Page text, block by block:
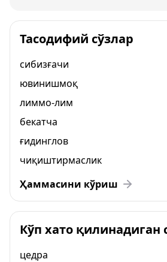
Тасодифий сўзлар
сибизғачи
ювинишмоқ
лиммо-лим
бекатча
ғидинглов
чиқиштирмаслик
Ҳаммасини кўриш
Кўп хато қилинадиган
цедра